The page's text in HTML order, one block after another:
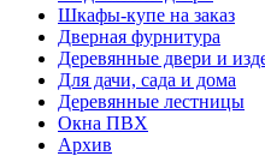
Шкафы-купе на заказ
Дверная фурнитура
Деревянные двери и
Для дачи, сада и дома
Деревянные лестницы
Окна ПВХ
Архив